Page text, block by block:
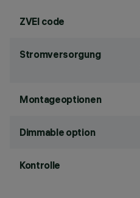
ZVEI code
Stromversorgung
Montageoptionen
Dimmable option
Kontrolle